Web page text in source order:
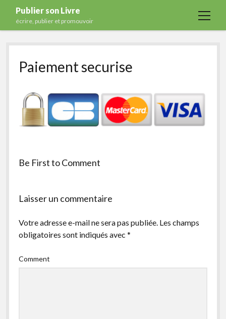
Publier son Livre
écrire, publier et promouvoir
open
Accueil
Formations
Blog
Auto-édition
Ecriture
A propos
facebookinstagram
youtubeemail-
Paiement securise
Be First to Comment
Laisser un commentaire
Votre adresse e-mail ne sera pas publiée. Les champs
obligatoires sont indiqués avec *
Comment